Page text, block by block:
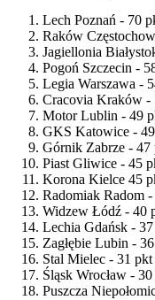
Lech Poznań - 70
Raków
Jagiellonia
Pogoń Szczecin -
Legia Warszawa -
Cracovia Kraków -
Motor Lublin - 49
GKS Katowice -
Górnik Zabrze - 47
Piast Gliwice - 45
Korona Kielce 45
Radomiak Radom
Widzew Łódź - 40
Lechia Gdańsk -
Zagłębie Lubin -
Stal Mielec - 31 pkt
Śląsk Wrocław -
Puszcza